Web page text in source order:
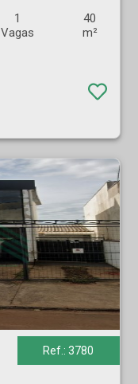
1
Vagas
40
m²
Ref.: 3780